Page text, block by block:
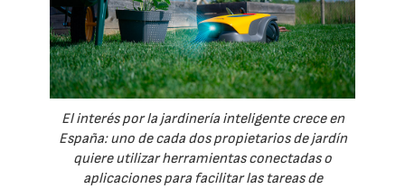
El interés por la jardinería inteligente crece en
España: uno de cada dos propietarios de jardín
quiere utilizar herramientas conectadas o
aplicaciones para facilitar las tareas de